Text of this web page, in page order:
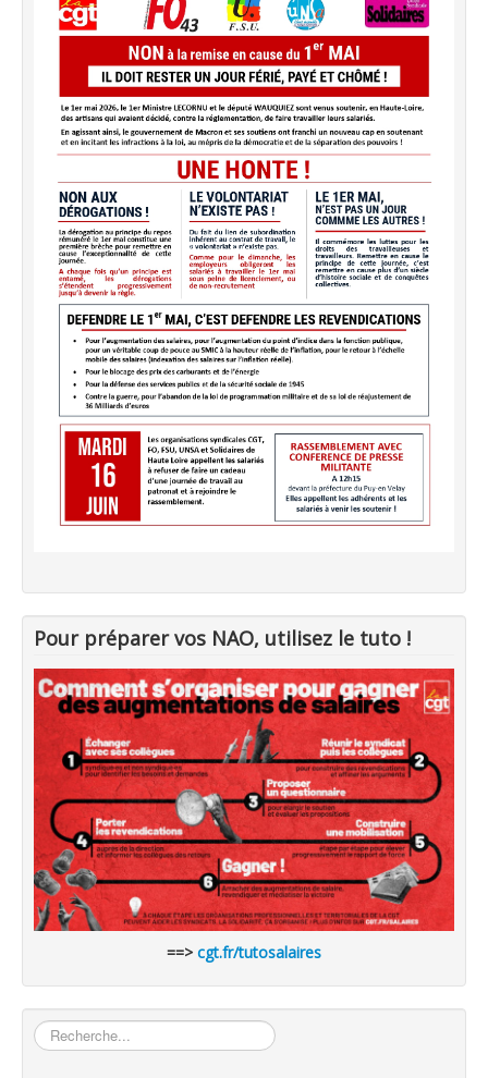
Pour préparer vos NAO, utilisez le tuto !
==> cgt.fr/tutosalaires
Rechercher